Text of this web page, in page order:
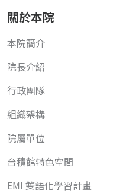
關於本院
本院簡介
院長介紹
行政團隊
組織架構
院屬單位
台積館特色空間
EMI 雙語化學習計畫